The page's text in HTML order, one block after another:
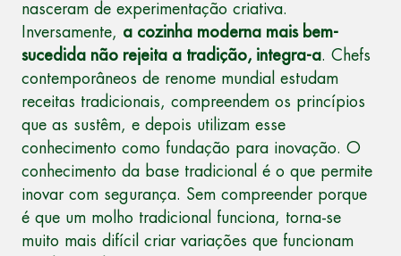
nasceram de experimentação criativa.
Inversamente, a cozinha moderna mais bem-
sucedida não rejeita a tradição, integra-a. Chefs
contemporâneos de renome mundial estudam
receitas tradicionais, compreendem os princípios
que as sustêm, e depois utilizam esse
conhecimento como fundação para inovação. O
conhecimento da base tradicional é o que permite
inovar com segurança. Sem compreender porque
é que um molho tradicional funciona, torna-se
muito mais difícil criar variações que funcionam